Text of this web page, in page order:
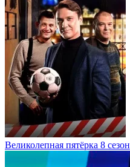
Великолепная пятёрка 8 сезон